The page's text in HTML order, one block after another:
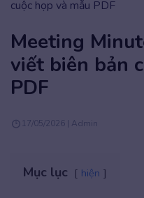
cuộc họp và mẫu PDF
Meeting
viết biên bản
PDF
17/05/2026 | Admin
Mục lục hiện